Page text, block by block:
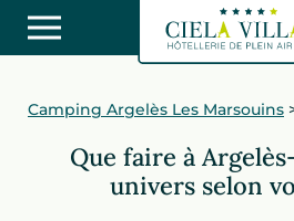
Camping Argelès Les Marsouins
Que faire à
univers selon